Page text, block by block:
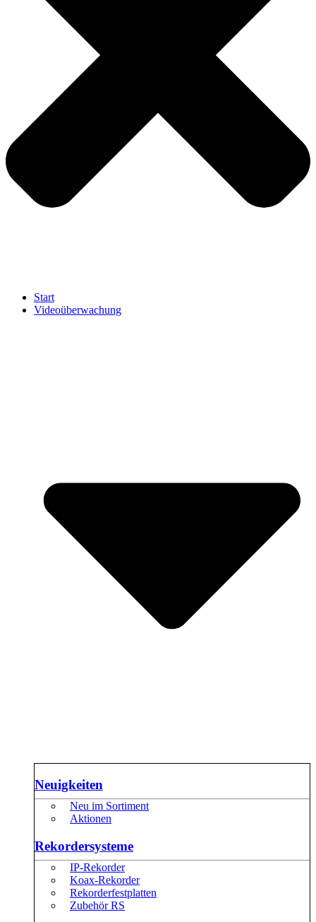
Start
Videoüberwachung
Neuigkeiten
Neu im Sortiment
Aktionen
Rekordersysteme
IP-Rekorder
Koax-Rekorder
Rekorderfestplatten
Zubehör RS